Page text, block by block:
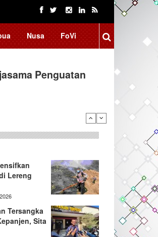
Nusa FoVi
Penguatan
Lereng
Tersangka
Sita